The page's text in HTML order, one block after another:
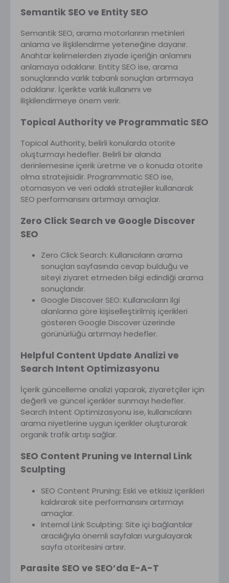
Semantik SEO ve Entity SEO
Semantik SEO, arama motorlarının metinleri
anlama ve ilişkilendirme yeteneğine dayanır.
Anahtar kelimelerden ziyade içeriğin anlamını
anlamaya odaklanır. Entity SEO ise, arama
sonuçlarında varlık tabanlı sonuçları artırmaya
odaklanır. İçerikte varlık kullanımı ve
ilişkilendirmeye önem verir.
Topical Authority ve Programmatic SEO
Topical Authority, belirli konularda otorite
oluşturmayı hedefler. Belirli bir alanda
derinlemesine içerik üretme ve o konuda otorite
olma stratejisidir. Programmatic SEO ise,
otomasyon ve veri odaklı stratejiler kullanarak
SEO performansını artırmayı amaçlar.
Zero Click Search ve Google Discover
SEO
Zero Click Search: Kullanıcıların arama
sonuçları sayfasında cevap bulduğu ve
siteyi ziyaret etmeden bilgi edindiği arama
sonuçlarıdır.
Google Discover SEO: Kullanıcıların ilgi
alanlarına göre kişiselleştirilmiş içerikleri
gösteren Google Discover üzerinde
görünürlüğü artırmayı hedefler.
Helpful Content Update Analizi ve
Search Intent Optimizasyonu
İçerik güncelleme analizi yaparak, ziyaretçiler için
değerli ve güncel içerikler sunmayı hedefler.
Search Intent Optimizasyonu ise, kullanıcıların
arama niyetlerine uygun içerikler oluşturarak
organik trafik artışı sağlar.
SEO Content Pruning ve Internal Link
Sculpting
SEO Content Pruning: Eski ve etkisiz içerikleri
kaldırarak site performansını artırmayı
amaçlar.
Internal Link Sculpting: Site içi bağlantılar
aracılığıyla önemli sayfaları vurgulayarak
sayfa otoritesini artırır.
Parasite SEO ve SEO’da E-A-T